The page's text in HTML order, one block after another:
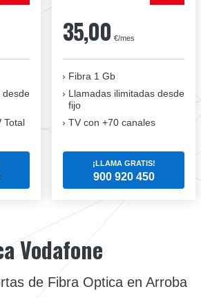
desde
Total
35,00 €/mes
Fibra 1 Gb
Llamadas ilimitadas desde
fijo
TV con +70 canales
¡LLAMA GRATIS!
900 920 450
Vodafone
de Fibra Optica en Arroba